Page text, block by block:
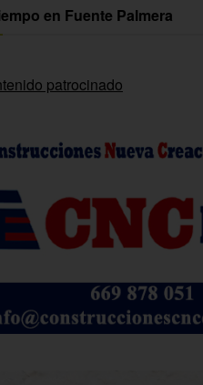
en Fuente Palmera
patrocinado